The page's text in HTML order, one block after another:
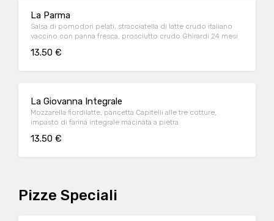
La Parma
Salsa di pomodori pelati, stracciatella di latte crudo italiano
vaccino con panna fresca, prosciutto crudo Ghirardi 24 mesi
13.50 €
La Giovanna Integrale
Mozzarella fiordilatte, pancetta Capitelli alle tre cotture,
impasto di farina integrale macinata a pietra
13.50 €
Pizze Speciali